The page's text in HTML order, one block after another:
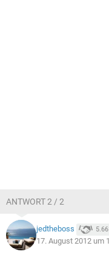
ANTWORT 2 / 2
jedtheboss
17. August 2012 um